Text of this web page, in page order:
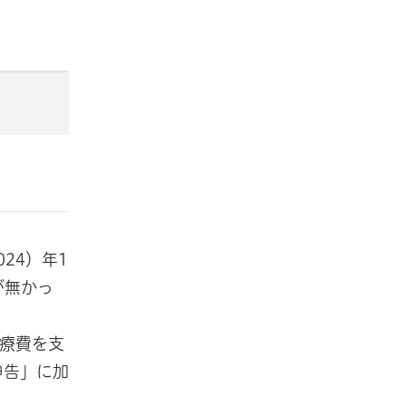
）年1
かっ
費を支
」に加